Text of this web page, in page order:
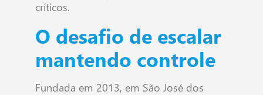
críticos.
O desafio de escalar
mantendo controle
Fundada em 2013, em São José dos